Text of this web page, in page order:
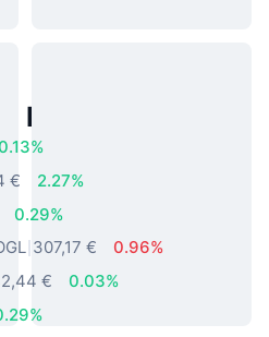
Réel Populaires
€
2.27%
0.29%
307,17 €
0.96%
€
0.03%